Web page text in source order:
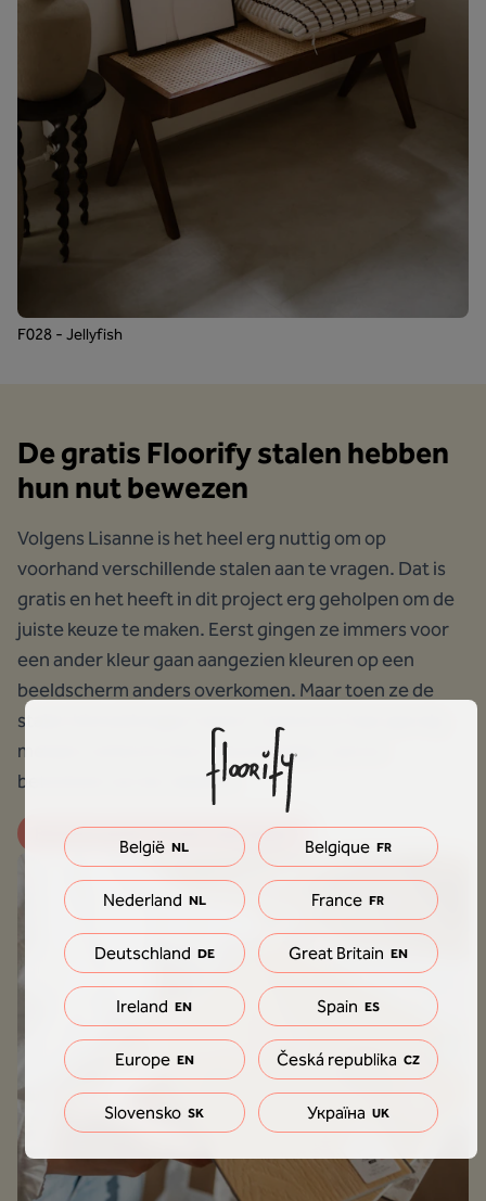
F028 - Jellyfish
De gratis Floorify stalen hebben
hun nut bewezen
Volgens Lisanne is het heel erg nuttig om op
voorhand verschillende stalen aan te vragen. Dat is
gratis en het heeft in dit project erg geholpen om de
juiste keuze te maken. Eerst gingen ze immers voor
een ander kleur gaan aangezien kleuren op een
beeldscherm anders overkomen. Maar toen ze de
stalen binnenkregen waren Lisanne en haar gevolg
meteen verkocht door de prachtige, warme
betonlook van de Jellyfish.
Bestel je gratis Floorify vloerstalen!
België NL Belgique FR
Nederland NL France FR
Deutschland DE Great Britain EN
Ireland EN Spain ES
Europe EN Česká republika CZ
Slovensko SK Україна UK